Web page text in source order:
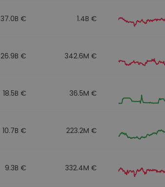
37.0B € 1.4B €
26.9B € 342.6M €
18.5B € 36.5M €
10.7B € 223.2M €
9.3B € 332.4M €